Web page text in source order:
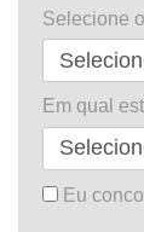
Selecione
Em qual
Eu